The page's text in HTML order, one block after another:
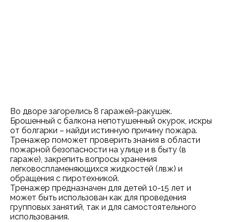
Во дворе загорелись 8 гаражей-ракушек.
Брошенный с балкона непотушенный окурок, искры
от болгарки – найди истинную причину пожара.
Тренажер поможет проверить знания в области
пожарной безопасности на улице и в быту (в
гараже), закрепить вопросы хранения
легковоспламеняющихся жидкостей (лвж) и
обращения с пиротехникой.
Тренажер предназначен для детей 10-15 лет и
может быть использован как для проведения
групповых занятий, так и для самостоятельного
использования.